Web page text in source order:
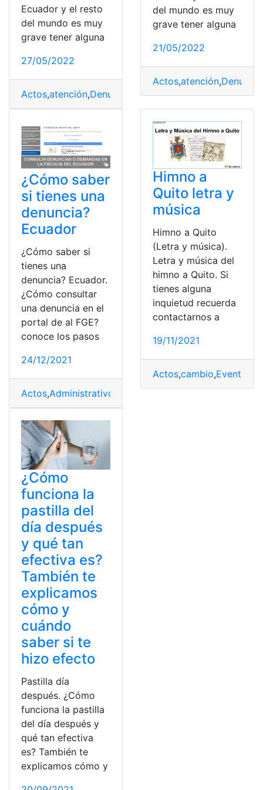
Ecuador y el resto
del mundo es muy
grave tener alguna
27/05/2022
Actos,atención,Denuncia Ecuador,Servicio
del mundo es muy
grave tener alguna
21/05/2022
Actos,atención,Denuncia
¿Cómo saber
si tienes una
denuncia?
Ecuador
¿Cómo saber si
tienes una
denuncia? Ecuador.
¿Cómo consultar
una denuncia en el
portal de al FGE?
conoce los pasos
24/12/2021
Actos,Administrativo
Himno a
Quito letra y
música
Himno a Quito
(Letra y música).
Letra y música del
himno a Quito. Si
tienes alguna
inquietud recuerda
contactarnos a
19/11/2021
Actos,cambio,Eventos
¿Cómo
funciona la
pastilla del
día después
y qué tan
efectiva es?
También te
explicamos
cómo y
cuándo
saber si te
hizo efecto
Pastilla día
después. ¿Cómo
funciona la pastilla
del día después y
qué tan efectiva
es? También te
explicamos cómo y